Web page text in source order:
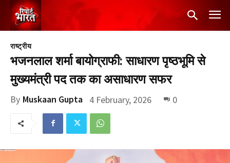
राष्ट्रीय
भजनलाल शर्मा बायोग्राफी: साधारण पृष्ठभूमि से
मुख्यमंत्री पद तक का असाधारण सफर
By Muskaan Gupta 4 February, 2026 0